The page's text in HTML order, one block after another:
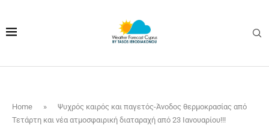
Home »
Ψυχρός καιρός και παγετός-Άνοδος θερμοκρασίας από
Τετάρτη και νέα ατμοσφαιρική διαταραχή από 23 Ιανουαρίου!!!